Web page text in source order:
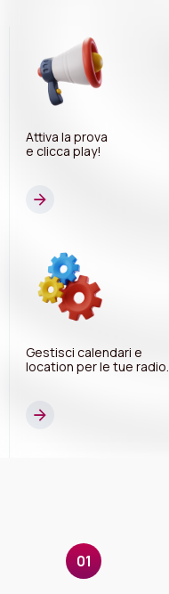
Attiva la prova
e clicca play!
Gestisci calendari e
location per le tue radio.
01